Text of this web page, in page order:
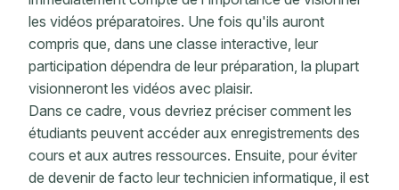
les vidéos préparatoires. Une fois qu'ils auront
compris que, dans une classe interactive, leur
participation dépendra de leur préparation, la plupart
visionneront les vidéos avec plaisir.
Dans ce cadre, vous devriez préciser comment les
étudiants peuvent accéder aux enregistrements des
cours et aux autres ressources. Ensuite, pour éviter
de devenir de facto leur technicien informatique, il est